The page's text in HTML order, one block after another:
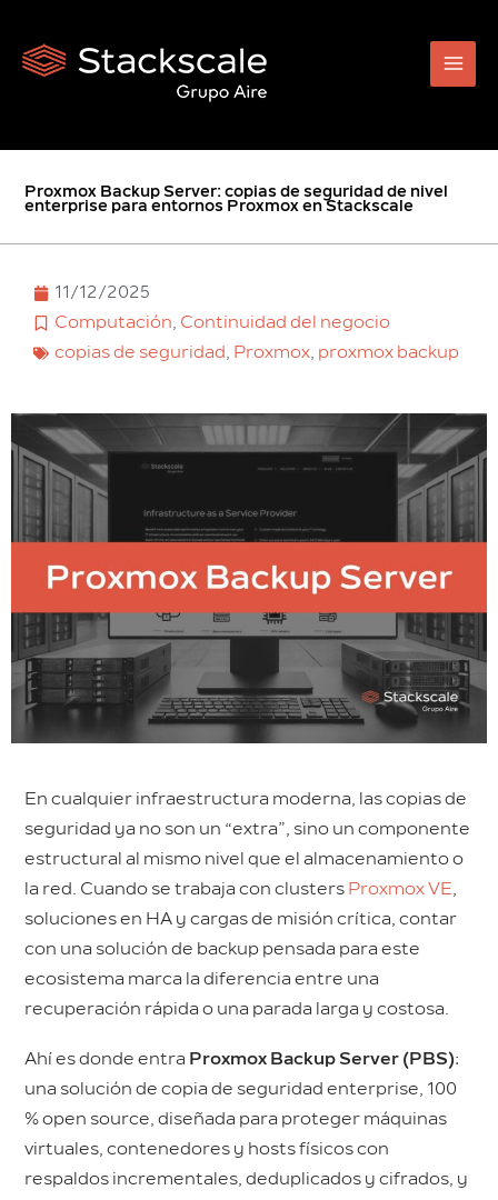
contenido
Proxmox Backup Server: copias de seguridad de nivel
enterprise para entornos Proxmox en Stackscale
11/12/2025
Computación, Continuidad del negocio
copias de seguridad, Proxmox, proxmox backup
En cualquier infraestructura moderna, las copias de
seguridad ya no son un “extra”, sino un componente
estructural al mismo nivel que el almacenamiento o
la red. Cuando se trabaja con clusters Proxmox VE,
soluciones en HA y cargas de misión crítica, contar
con una solución de backup pensada para este
ecosistema marca la diferencia entre una
recuperación rápida o una parada larga y costosa.
Ahí es donde entra Proxmox Backup Server (PBS):
una solución de copia de seguridad enterprise, 100
% open source, diseñada para proteger máquinas
virtuales, contenedores y hosts físicos con
respaldos incrementales, deduplicados y cifrados, y